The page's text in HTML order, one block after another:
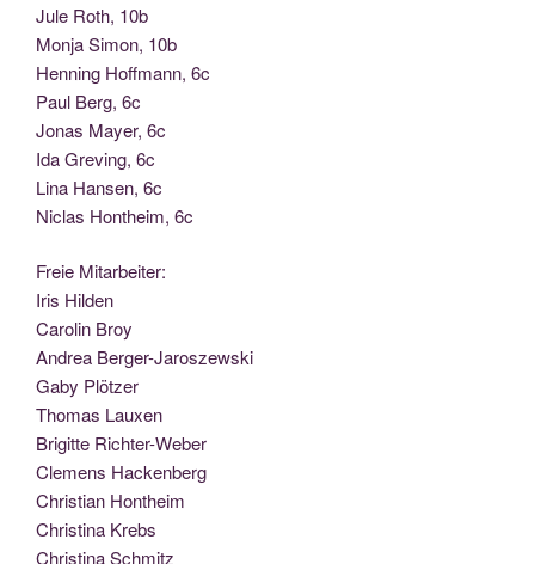
Jule Roth, 10b
Mon­ja Simon, 10b
Hen­ning Hoff­mann, 6c
Paul Berg, 6c
Jonas May­er, 6c
Ida Gre­ving, 6c
Lina Han­sen, 6c
Nic­las Hont­heim, 6c
Freie Mit­ar­bei­ter:
Iris Hilden
Caro­lin Broy
Andrea Berger-Jaroszewski
Gaby Plötzer
Tho­mas Lauxen
Bri­git­te Richter-Weber
Cle­mens Hackenberg
Chris­ti­an Hontheim
Chris­ti­na Krebs
Chris­ti­na Schmitz